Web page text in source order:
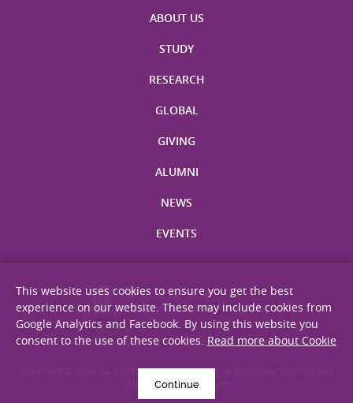
ABOUT US
STUDY
RESEARCH
GLOBAL
GIVING
ALUMNI
NEWS
EVENTS
Site Map Privacy Statement Disclaimer Web Accessibility
Copyright © 2026. All Rights Reserved. Faculty of Medicine, The Chinese
University of Hong Kong.
This website uses cookies to ensure you get the best
experience on our website. These may include cookies from
Google Analytics and Facebook. By using this website you
consent to the use of these cookies. Read more about Cookie
Continue